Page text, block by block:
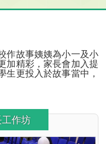
作故事姨姨為小一及小
加精彩，家長會加入提
生更投入於故事當中，
作坊